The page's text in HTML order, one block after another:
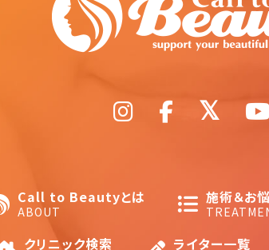
Call to Beautyとは
ABOUT
施術＆お
クリニック検索 ライター一覧